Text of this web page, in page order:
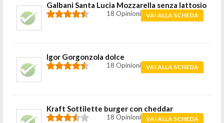
Galbani Santa Lucia Mozzarella senza lattosio
18 Opinioni VAI ALLA SCHEDA
Igor Gorgonzola dolce
18 Opinioni VAI ALLA SCHEDA
Kraft Sottilette burger con cheddar
18 Opinioni VAI ALLA SCHEDA